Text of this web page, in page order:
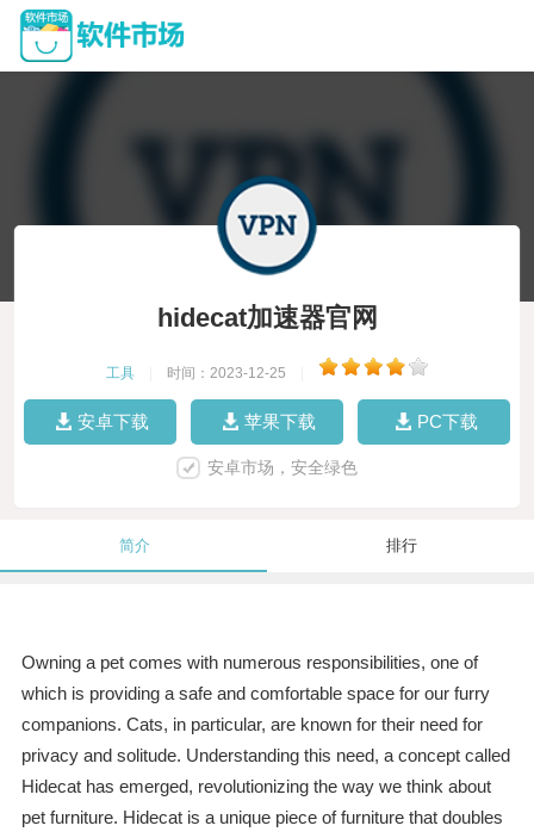
hidecat加速器官网
工具 时间：2023-12-25
安卓下载 苹果下载 PC下载
安卓市场，安全绿色
简介 排行
Owning a pet comes with numerous responsibilities, one of
which is providing a safe and comfortable space for our furry
companions. Cats, in particular, are known for their need for
privacy and solitude. Understanding this need, a concept called
Hidecat has emerged, revolutionizing the way we think about
pet furniture. Hidecat is a unique piece of furniture that doubles